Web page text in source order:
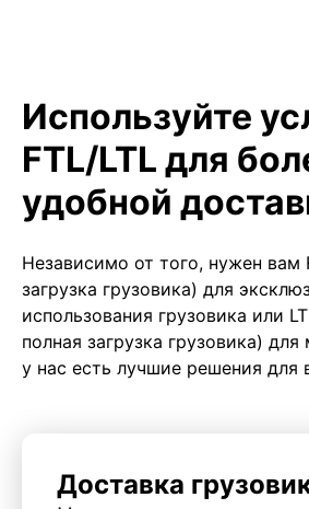
Используйте
FTL/LTL для
удобной
Независимо от того, нужен вам
загрузка грузовика) для
использования грузовика или
полная загрузка грузовика)
у нас есть лучшие решения для
Доставка